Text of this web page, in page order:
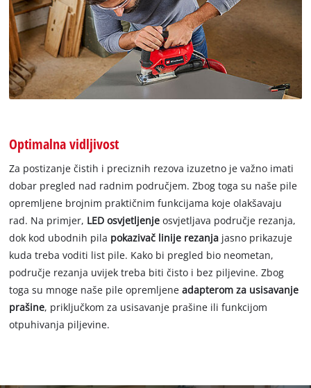
Optimalna vidljivost
Za postizanje čistih i preciznih rezova izuzetno je važno imati
dobar pregled nad radnim područjem. Zbog toga su naše pile
opremljene brojnim praktičnim funkcijama koje olakšavaju
rad. Na primjer, LED osvjetljenje osvjetljava područje rezanja,
dok kod ubodnih pila pokazivač linije rezanja jasno prikazuje
kuda treba voditi list pile. Kako bi pregled bio neometan,
područje rezanja uvijek treba biti čisto i bez piljevine. Zbog
toga su mnoge naše pile opremljeneadapterom za usisavanje
prašine, priključkom za usisavanje prašine ili funkcijom
otpuhivanja piljevine.